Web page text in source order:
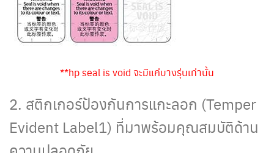
**hp seal is void จะมีแค่บางรุ่นเท่านั้น
2. สติกเกอร์ป้องกันการแกะลอก (Temper
Evident Label1) ที่มาพร้อมคุณสมบัติด้าน